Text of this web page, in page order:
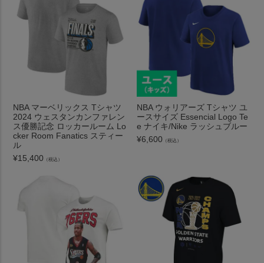
NBA マーベリックス Tシャツ
2024 ウェスタンカンファレン
ス優勝記念 ロッカールーム Lo
cker Room Fanatics スティー
ル
¥15,400 （税込）
NBA ウォリアーズ Tシャツ ユ
ースサイズ Essencial Logo Te
e ナイキ/Nike ラッシュブルー
¥6,600 （税込）